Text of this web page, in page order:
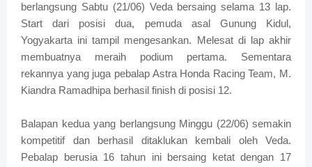
berlangsung Sabtu (21/06) Veda bersaing selama 13 lap.
Start dari posisi dua, pemuda asal Gunung Kidul,
Yogyakarta ini tampil mengesankan. Melesat di lap akhir
membuatnya meraih podium pertama. Sementara
rekannya yang juga pebalap Astra Honda Racing Team, M.
Kiandra Ramadhipa berhasil finish di posisi 12.
Balapan kedua yang berlangsung Minggu (22/06) semakin
kompetitif dan berhasil ditaklukan kembali oleh Veda.
Pebalap berusia 16 tahun ini bersaing ketat dengan 17